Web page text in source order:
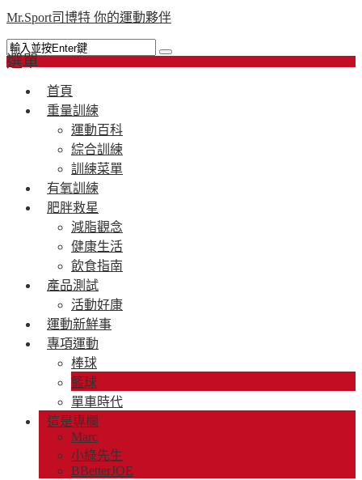
Mr.Sport司博特 你的運動夥伴
選單
首頁
重量訓練
運動百科
綜合訓練
訓練菜單
有氧訓練
肥胖救星
減脂觀念
健康生活
飲食指南
產品測試
活動好康
運動新鮮事
專項運動
棒球
籃球
單車時代
這是專欄
Marc
小綠先生
BBetterJOE